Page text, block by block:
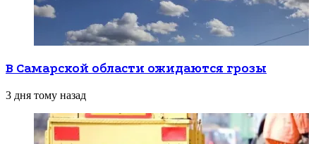
В Самарской области ожидаются грозы
3 дня тому назад